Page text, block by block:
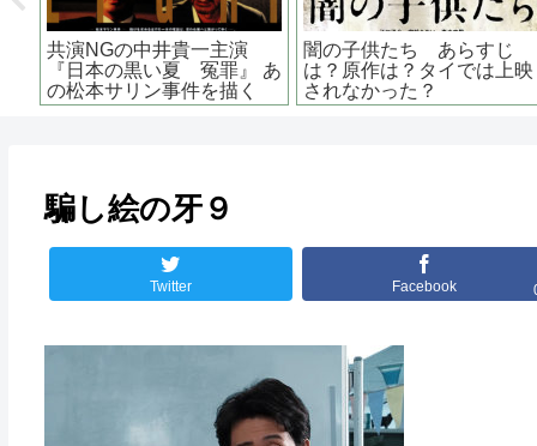
第三十九条 あら
共演NGの鈴木京
する息詰まるサス
マイ・フレンド・フォーエ
バー あらすじは？ふたり
に待ち受ける結末は？
テスラ エ
天才 あら
が？
騙し絵の牙９
Twitter Facebook